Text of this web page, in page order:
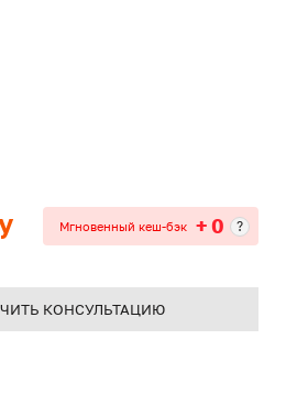
Мгновенный кеш-бэк + 0 ?
КОНСУЛЬТАЦИЮ